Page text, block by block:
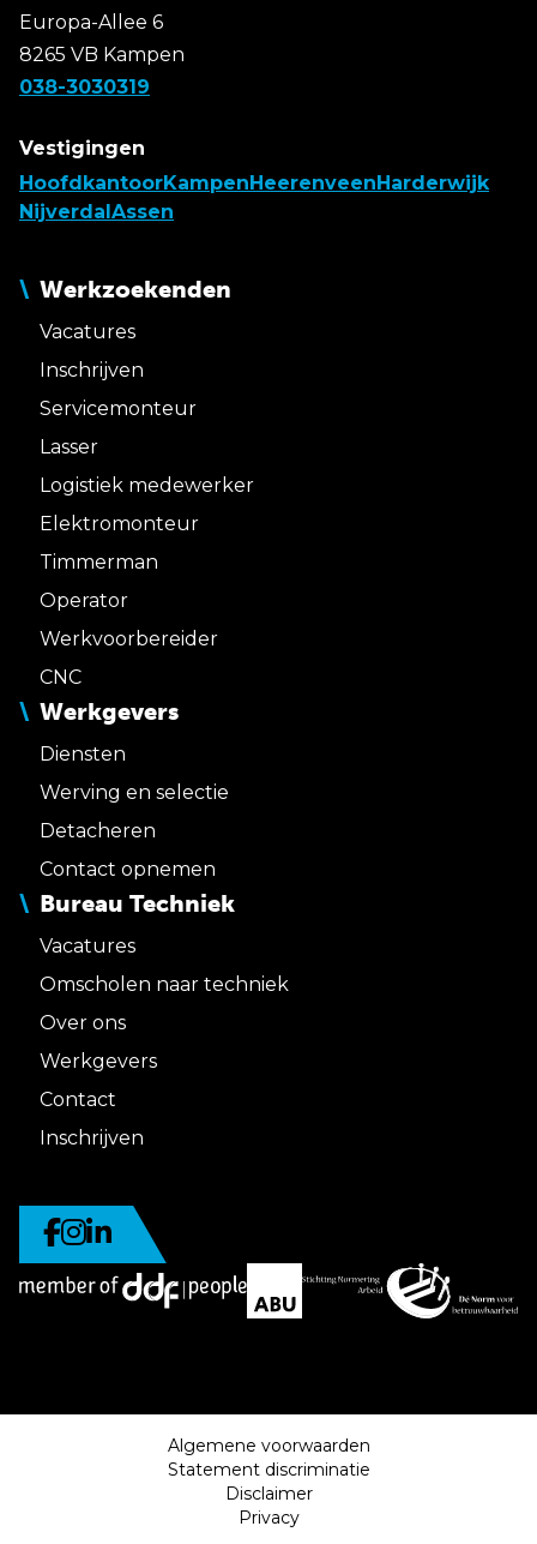
Europa-Allee 6
8265 VB Kampen
038-3030319
Vestigingen
HoofdkantoorKampen Heerenveen Harderwijk
Nijverdal Assen
Werkzoekenden
Vacatures
Inschrijven
Servicemonteur
Lasser
Logistiek medewerker
Elektromonteur
Timmerman
Operator
Werkvoorbereider
CNC
Werkgevers
Diensten
Werving en selectie
Detacheren
Contact opnemen
Bureau Techniek
Vacatures
Omscholen naar techniek
Over ons
Werkgevers
Contact
Inschrijven
Algemene voorwaarden
Statement discriminatie
Disclaimer
Privacy